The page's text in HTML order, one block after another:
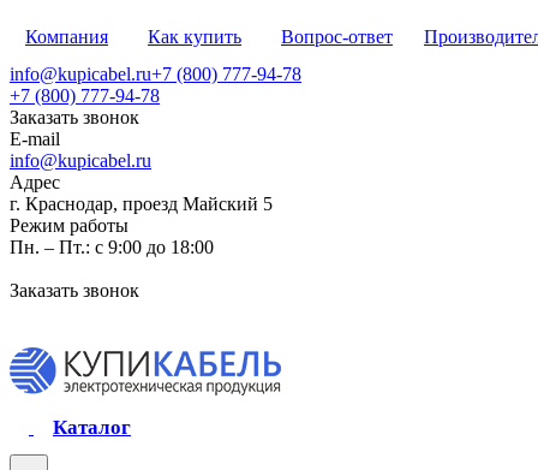
Компания Как купить Вопрос-ответ
info@kupicabel.ru+7 (800) 777-94-78
+7 (800) 777-94-78
Заказать звонок
E-mail
info@kupicabel.ru
Адрес
г. Краснодар, проезд Майский 5
Режим работы
Пн. – Пт.: с 9:00 до 18:00
Заказать звонок
Каталог